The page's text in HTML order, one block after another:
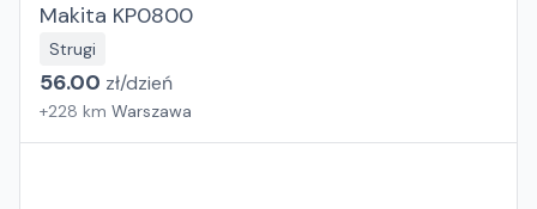
Makita KP0800
Strugi
56.00 zł/dzień
+228 km Warszawa